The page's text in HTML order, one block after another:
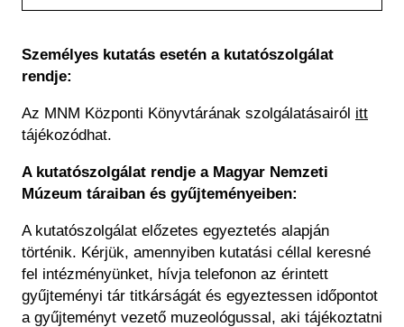
Felnőttképzés
Közérdekű adatok
Történeti Fényképtár
Éremtár
Központi Könyvtár
Személyes kutatás esetén a kutatószolgálat
rendje:
Az MNM Központi Könyvtárának szolgálatásairól itt
tájékozódhat.
A kutatószolgálat rendje a Magyar Nemzeti
Múzeum táraiban és gyűjteményeiben:
A kutatószolgálat előzetes egyeztetés alapján
történik. Kérjük, amennyiben kutatási céllal keresné
fel intézményünket, hívja telefonon az érintett
gyűjteményi tár titkárságát és egyeztessen időpontot
a gyűjteményt vezető muzeológussal, aki tájékoztatni